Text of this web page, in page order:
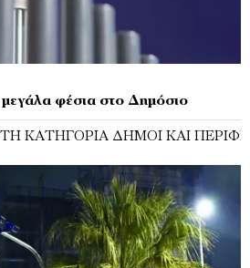
φέσια στο Δημόσιο
ΚΑΤΗΓΟΡΊΑ ΔΉΜΟΙ ΚΑΙ